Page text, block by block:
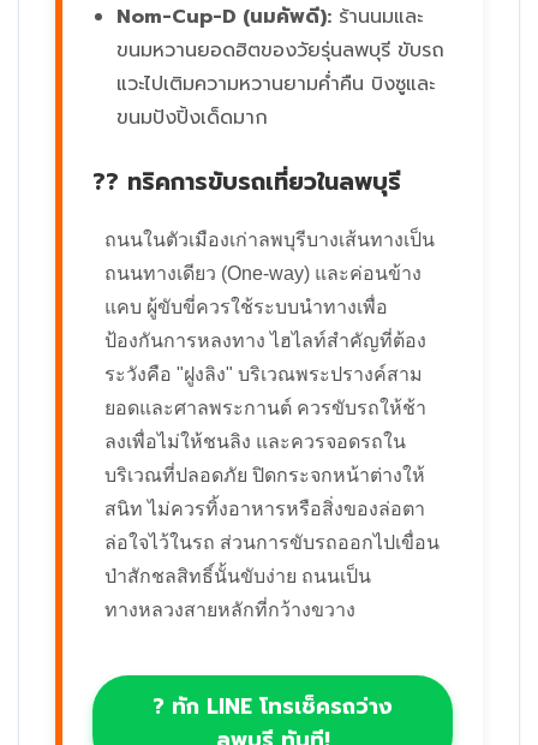
Nom-Cup-D (นมคัพดี): ร้านนมและ
ขนมหวานยอดฮิตของวัยรุ่นลพบุรี ขับรถ
แวะไปเติมความหวานยามค่ำคืน บิงซูและ
ขนมปังปิ้งเด็ดมาก
?? ทริคการขับรถเที่ยวในลพบุรี
ถนนในตัวเมืองเก่าลพบุรีบางเส้นทางเป็น
ถนนทางเดียว (One-way) และค่อนข้าง
แคบ ผู้ขับขี่ควรใช้ระบบนำทางเพื่อ
ป้องกันการหลงทาง ไฮไลท์สำคัญที่ต้อง
ระวังคือ "ฝูงลิง" บริเวณพระปรางค์สาม
ยอดและศาลพระกานต์ ควรขับรถให้ช้า
ลงเพื่อไม่ให้ชนลิง และควรจอดรถใน
บริเวณที่ปลอดภัย ปิดกระจกหน้าต่างให้
สนิท ไม่ควรทิ้งอาหารหรือสิ่งของล่อตา
ล่อใจไว้ในรถ ส่วนการขับรถออกไปเขื่อน
ป่าสักชลสิทธิ์นั้นขับง่าย ถนนเป็น
ทางหลวงสายหลักที่กว้างขวาง
? ทัก LINE โทรเช็ครถว่าง